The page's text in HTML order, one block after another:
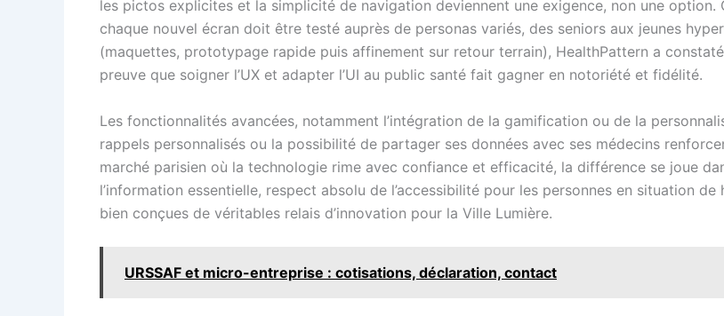
les pictos explicites et la simplicité de navigation deviennent une exigence, non une
chaque nouvel écran doit être testé auprès de personas variés, des seniors aux jeunes
(maquettes, prototypage rapide puis affinement sur retour terrain), HealthPattern a
preuve que soigner l’UX et adapter l’UI au public santé fait gagner en notoriété et fidélité.
Les fonctionnalités avancées, notamment l’intégration de la gamification ou de la
rappels personnalisés ou la possibilité de partager ses données avec ses médecins
marché parisien où la technologie rime avec confiance et efficacité, la différence se joue
l’information essentielle, respect absolu de l’accessibilité pour les personnes en situation
bien conçues de véritables relais d’innovation pour la Ville Lumière.
URSSAF et micro-entreprise : cotisations, déclaration, contact